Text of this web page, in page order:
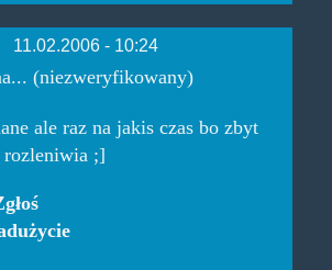
11.02.2006 - 10:24
(niezweryfikowany)
ale raz na jakis czas bo zbyt
rozleniwia ;]